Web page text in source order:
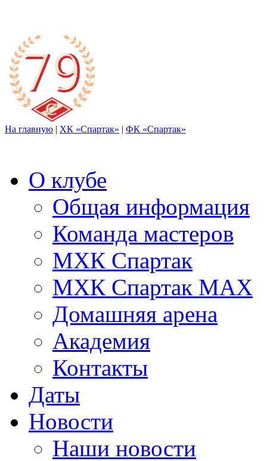
На главную | ХК «Спартак» | ФК «Спартак»
О клубе
Общая информация
Команда мастеров
МХК Спартак
МХК Спартак МАХ
Домашняя арена
Академия
Контакты
Даты
Новости
Наши новости